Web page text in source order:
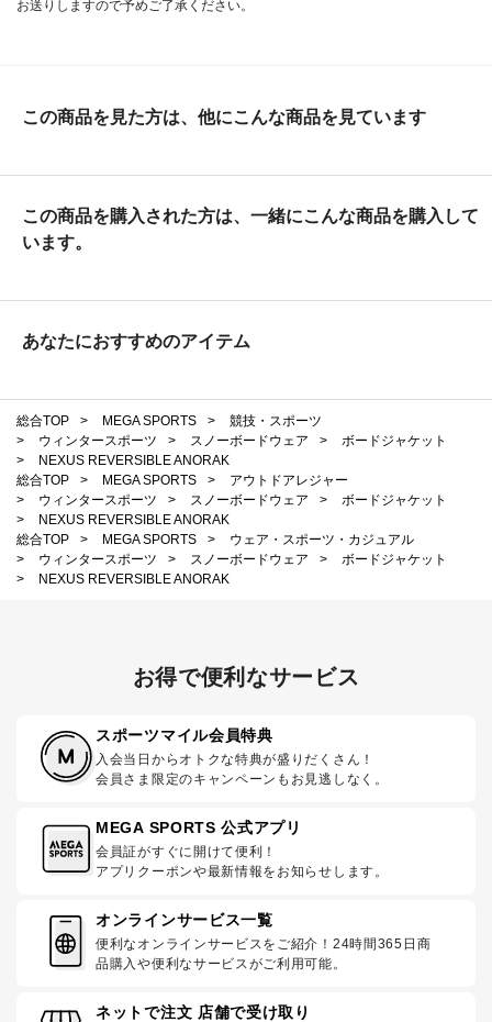
お送りしますので予めご了承ください。
この商品を見た方は、他にこんな商品を見ています
この商品を購入された方は、一緒にこんな商品を購入して
います。
あなたにおすすめのアイテム
総合TOP > MEGA SPORTS >
競技・スポーツ
>
ウィンタースポーツ > スノーボードウェア >
ボードジャケット
>
NEXUS REVERSIBLE ANORAK
総合TOP
> MEGA SPORTS >
アウトドアレジャー
>
ウィンタースポーツ > スノーボードウェア >
ボードジャケット
>
NEXUS REVERSIBLE ANORAK
総合TOP
> MEGA SPORTS >
ウェア・スポーツ・カジュアル
>
ウィンタースポーツ > スノーボードウェア >
ボードジャケット
>
NEXUS REVERSIBLE ANORAK
お得で便利なサービス
スポーツマイル会員特典
入会当日からオトクな特典が盛りだくさん！
会員さま限定のキャンペーンもお見逃しなく。
MEGA SPORTS 公式アプリ
会員証がすぐに開けて便利！
アプリクーポンや最新情報をお知らせします。
オンラインサービス一覧
便利なオンラインサービスをご紹介！24時間365日商
品購入や便利なサービスがご利用可能。
ネットで注文 店舗で受け取り